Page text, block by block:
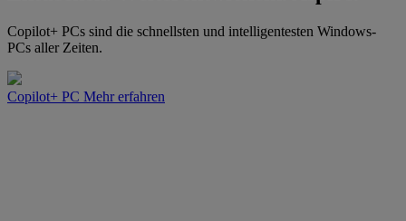
Copilot+ PCs sind die schnellsten und intelligentesten Windows-
PCs aller Zeiten.
Copilot+ PC Mehr erfahren